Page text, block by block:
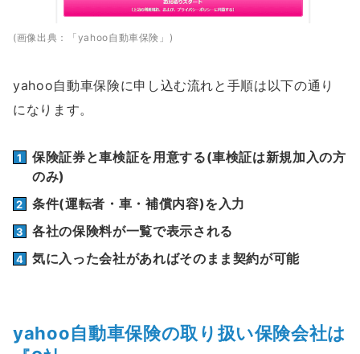
(画像出典：「yahoo自動車保険」)
yahoo自動車保険に申し込む流れと手順は以下の通り
になります。
保険証券と車検証を用意する(車検証は新規加入の方
のみ)
条件(運転者・車・補償内容)を入力
各社の保険料が一覧で表示される
気に入った会社があればそのまま契約が可能
yahoo自動車保険の取り扱い保険会社は